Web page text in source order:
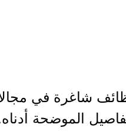
شاغرة في
الموضحة